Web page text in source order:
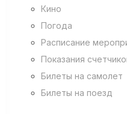
Кино
Погода
Расписание
Показания
Билеты на самолет
Билеты на поезд